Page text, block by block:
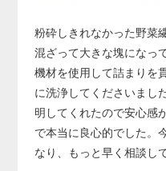
粉砕しきれなかった野菜
混ざって大きな塊になっ
機材を使用して詰まりを
に洗浄してくださいまし
明してくれたので安心感
で本当に良心的でした。
なり、もっと早く相談し